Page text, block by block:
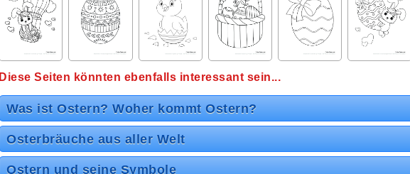
Diese Seiten könnten ebenfalls interessant sein...
Was ist Ostern? Woher kommt Ostern?
Osterbräuche aus aller Welt
Ostern und seine Symbole